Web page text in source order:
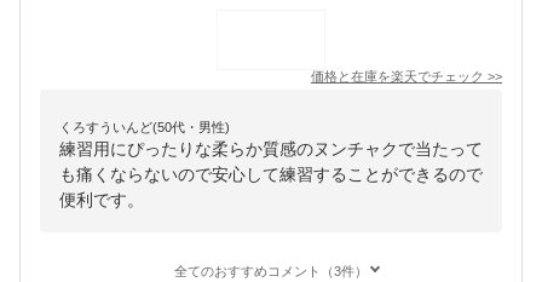
価格と在庫を楽天でチェック >>
くろすういんど(50代・男性)
練習用にぴったりな柔らか質感のヌンチャクで当たって
も痛くならないので安心して練習することができるので
便利です。
全てのおすすめコメント（3件）